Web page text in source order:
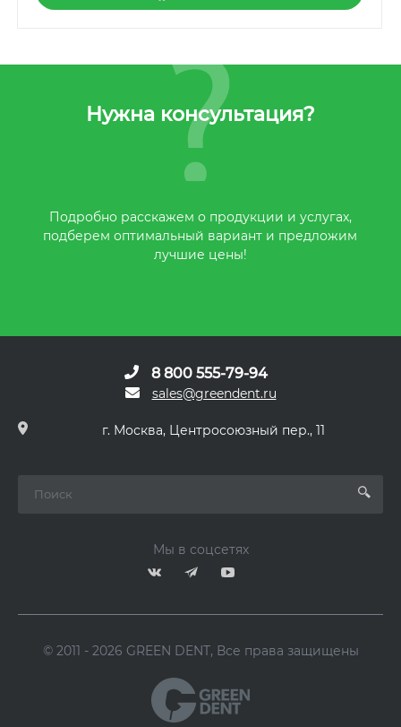
Нужна консультация?
Подробно расскажем о продукции и услугах,
подберем оптимальный вариант и предложим
лучшие цены!
8 800 555-79-94
sales@greendent.ru
г. Москва, Центросоюзный пер., 11
Мы в соцсетях
© 2011 - 2026 GREEN DENT, Все права защищены